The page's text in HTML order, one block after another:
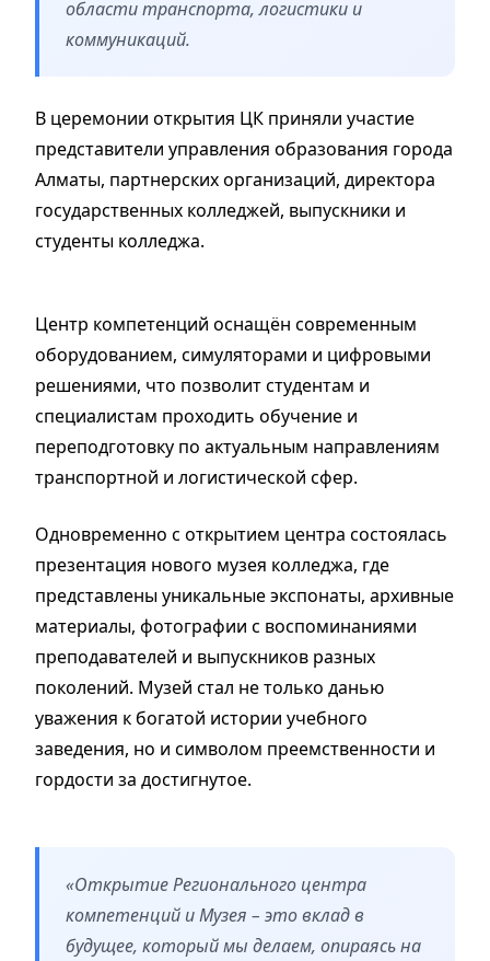
области транспорта, логистики и
коммуникаций.
В церемонии открытия ЦК приняли участие
представители управления образования города
Алматы, партнерских организаций, директора
государственных колледжей, выпускники и
студенты колледжа.
Центр компетенций оснащён современным
оборудованием, симуляторами и цифровыми
решениями, что позволит студентам и
специалистам проходить обучение и
переподготовку по актуальным направлениям
транспортной и логистической сфер.
Одновременно с открытием центра состоялась
презентация нового музея колледжа, где
представлены уникальные экспонаты, архивные
материалы, фотографии с воспоминаниями
преподавателей и выпускников разных
поколений. Музей стал не только данью
уважения к богатой истории учебного
заведения, но и символом преемственности и
гордости за достигнутое.
«Открытие Регионального центра
компетенций и Музея – это вклад в
будущее, который мы делаем, опираясь на